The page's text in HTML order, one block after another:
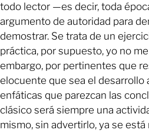
todo lector —es decir, toda
argumento de autoridad para
demostrar. Se trata de un
práctica, por supuesto, yo no
embargo, por pertinentes que
elocuente que sea el desarrollo
enfáticas que parezcan las
clásico será siempre una
mismo, sin advertirlo, ya se